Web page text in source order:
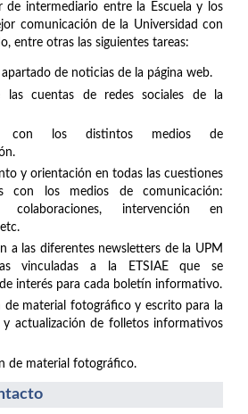
de intermediario entre la Escuela y los
comunicación de la Universidad con
entre otras las siguientes tareas:
de noticias de la página web.
las cuentas de redes sociales de la
con los distintos medios de
y orientación en todas las cuestiones
con los medios de comunicación:
colaboraciones, intervención en
a las diferentes newsletters de la UPM
vinculadas a la ETSIAE que se
interés para cada boletín informativo.
de material fotográfico y escrito para la
y actualización de folletos informativos
de material fotográfico.